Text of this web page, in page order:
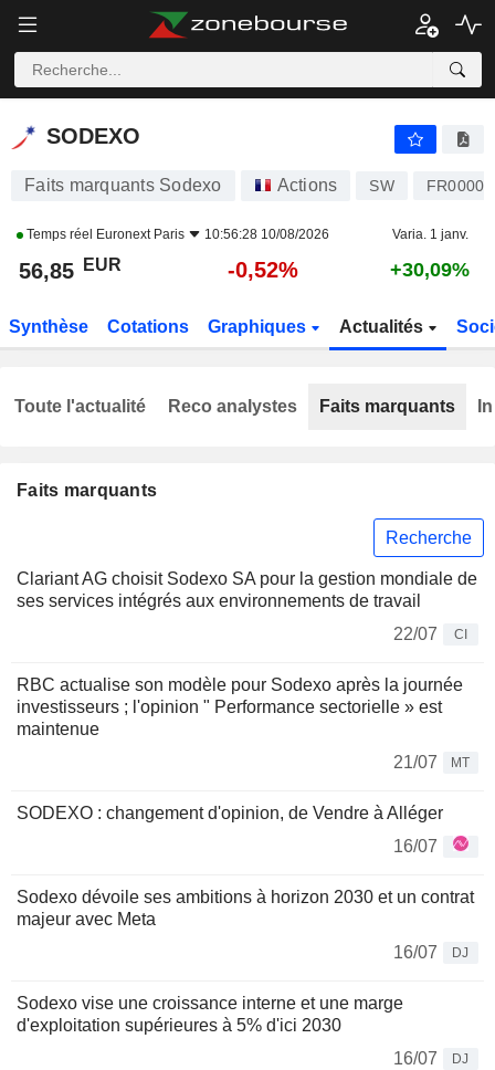
SODEXO
SODEXO
Faits marquants Sodexo Actions SW
Temps réel Euronext Paris 10:56:28 10/08/2026 Varia. 1 janv.
56,85 EUR -0,52% +30,09%
Synthèse Cotations Graphiques Actualités
Faits marquants
Recherche
Clariant AG choisit Sodexo SA pour la gestion mondiale de
ses services intégrés aux environnements de travail
22/07
CI
RBC actualise son modèle pour Sodexo après la journée
investisseurs ; l'opinion " Performance sectorielle » est
maintenue
21/07
MT
SODEXO : changement d'opinion, de Vendre à Alléger
16/07
Sodexo dévoile ses ambitions à horizon 2030 et un contrat
majeur avec Meta
16/07
DJ
Sodexo vise une croissance interne et une marge
d'exploitation supérieures à 5% d'ici 2030
16/07
DJ
Toute l'actualité Reco analystes Faits marquants